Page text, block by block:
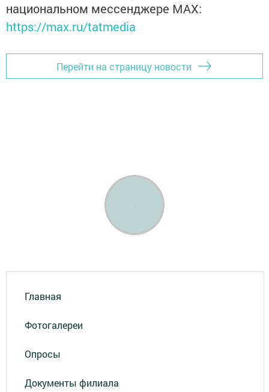
национальном мессенджере MАХ:
https://max.ru/tatmedia
Перейти на страницу новости
Главная
Фотогалереи
Опросы
Документы филиала